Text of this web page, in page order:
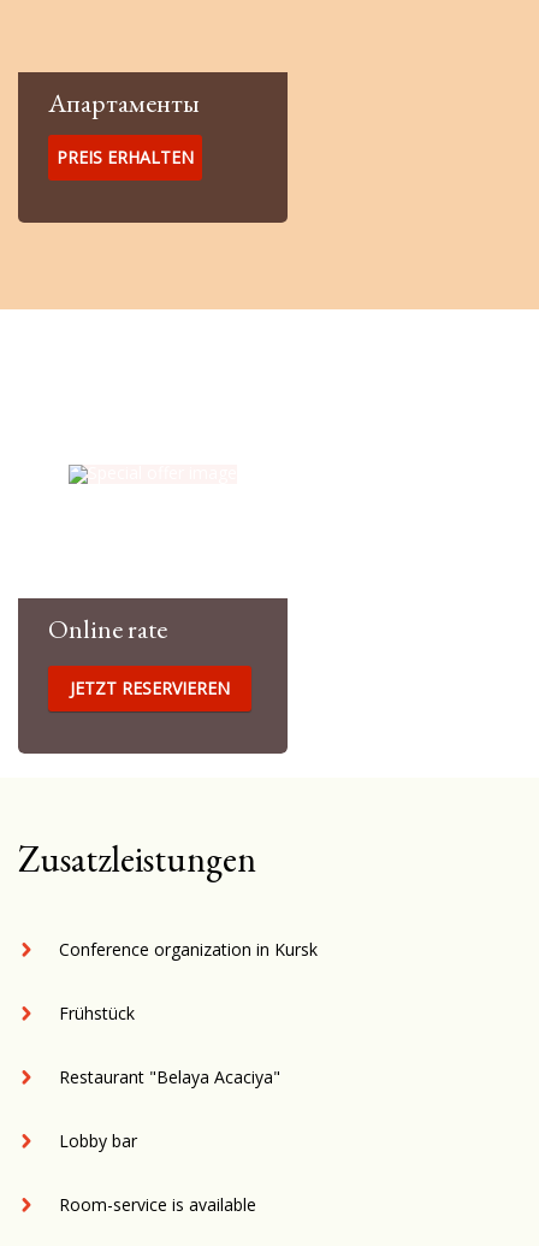
Апартаменты
PREIS ERHALTEN
Online rate
JETZT RESERVIEREN
Zusatzleistungen
Conference organization in Kursk
Frühstück
Restaurant "Belaya Acaciya"
Lobby bar
Room-service is available